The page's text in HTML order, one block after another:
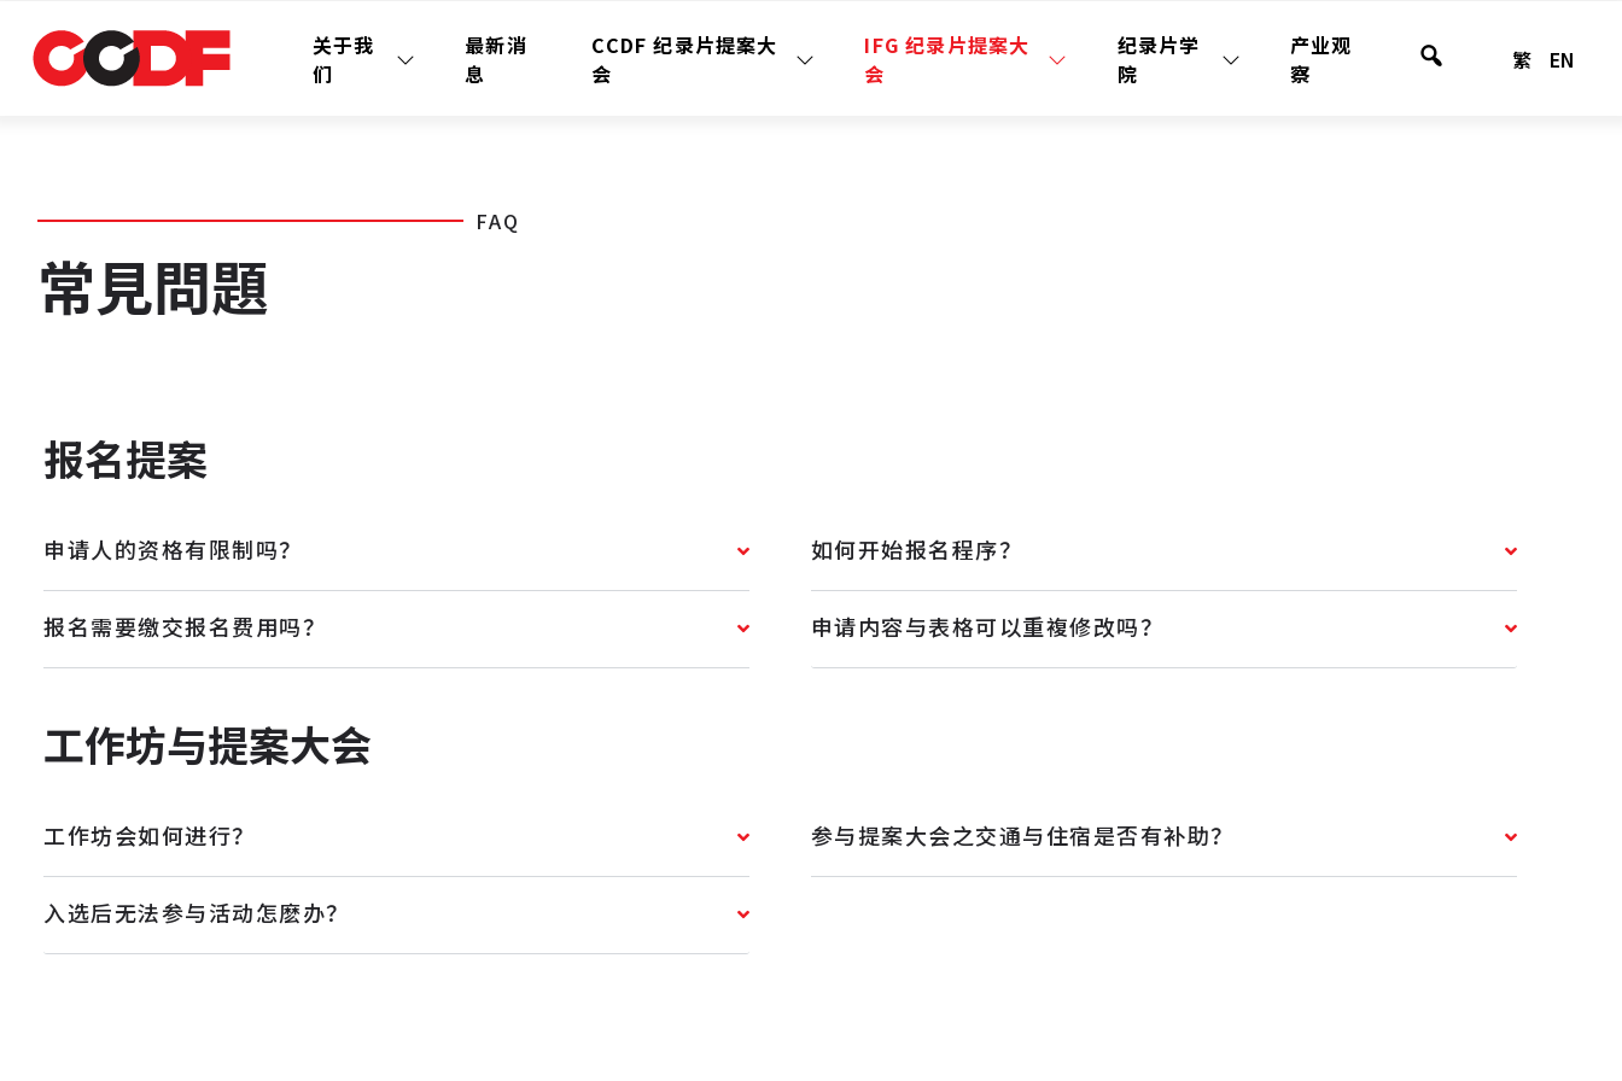
关于我
们
最新消
息
CCDF 纪录片提案大
会
IFG 纪录片提案大
会
纪录片学
院
产业观
察
站
繁 EN
FAQ
常見問題
报名提案
申请人的资格有限制吗？ 如何开始报名程序？
报名需要缴交报名费用吗？ 申请内容与表格可以重複修改吗？
工作坊与提案大会
工作坊会如何进行？ 参与提案大会之交通与住宿是否有补助？
入选后无法参与活动怎麽办？